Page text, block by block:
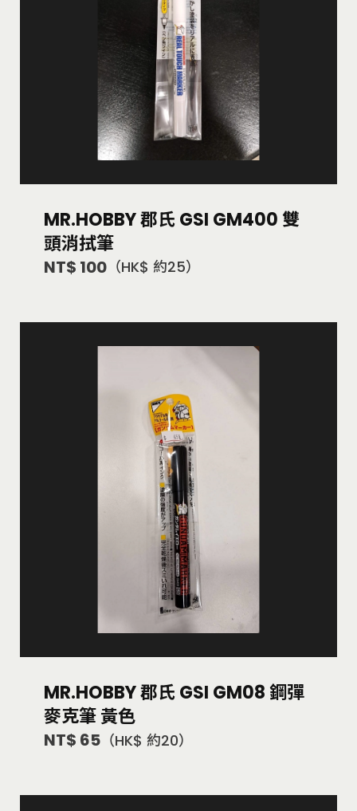
MR.HOBBY 郡氏 GSI GM400 雙
頭消拭筆
NT$ 100 （HK$ 約25）
MR.HOBBY 郡氏 GSI GM08 鋼彈
麥克筆 黃色
NT$ 65 （HK$ 約20）